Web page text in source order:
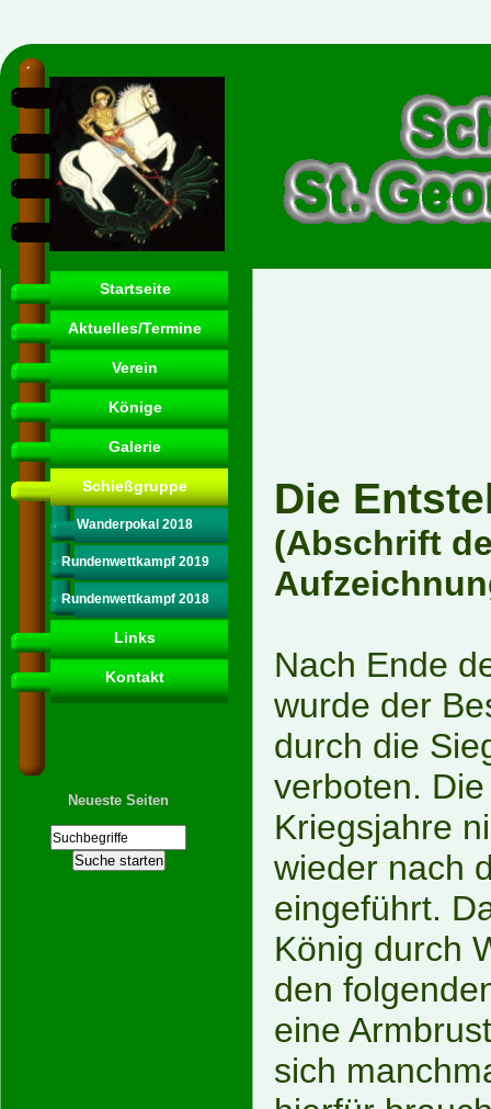
Startseite
Aktuelles/Termine
Verein
Könige
Galerie
Schießgruppe
Wanderpokal 2018
Rundenwettkampf 2019
Rundenwettkampf 2018
Links
Kontakt
Neueste Seiten
Die
(Abschrift
Nach Ende
wurde der
durch die
verboten.
Kriegsjahre
wieder nach
eingeführt.
König durch
den
eine
sich